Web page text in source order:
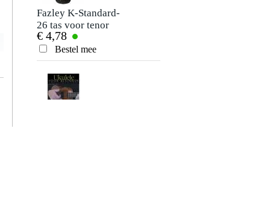
Fazley K-Standard-
26 tas voor tenor
ukelele
€ 4,78
Bestel mee